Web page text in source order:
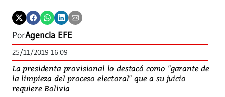
PorAgencia EFE
25/11/2019 16:09
La presidenta provisional lo destacó como "garante de
la limpieza del proceso electoral" que a su juicio
requiere Bolivia